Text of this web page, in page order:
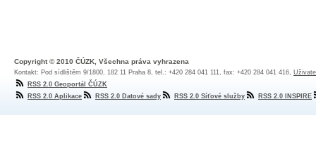
Copyright © 2010 ČÚZK, Všechna práva vyhrazena
Kontakt: Pod sídlištěm 9/1800, 182 11 Praha 8, tel.: +420 284 041 111, fax: +420 284 041 416,
RSS 2.0 Geoportál ČÚZK
RSS 2.0 Aplikace
RSS 2.0 Datové sady RSS 2.0 Síťové služby RSS 2.0 INSPIRE